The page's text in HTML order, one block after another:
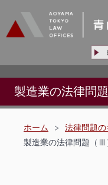
製造業の法律問
ホーム > 法律問題
製造業の法律問題（Ⅲ